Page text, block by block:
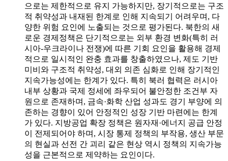
으로는 제한적으로 유지 가능하지만, 장기적으로는 구조
적 취약성과 내재된 한계로 인해 지속되기 어려우며, 다
양한 위험 요인에 노출되는 것으로 평가된다. 북한의 새
로운 경제정책은 단기적으로는 외부 환경 변화(특히 러
시아-우크라이나 전쟁)에 따른 기회 요인을 활용해 경제
적으로 일시적인 완충 효과를 창출하였으나, 제도 기반
미비와 구조적 취약성, 대외 의존 심화로 인해 장기적인
지속가능성에는 한계가 있다. 특히 북러 협력은 러시아
내부 상황과 국제 정세에 좌우되어 불안정한 조건부 자
원으로 존재하며, 금속·화학 산업 성과도 경기 부양에 의
존하는 경향이 있어 안정적인 성장 기반 마련에는 한계
가 있다. 지방공업 확장 정책은 원자재·에너지 공급 안정
이 전제되어야 하며, 시장 통제 정책의 부작용, 생산 부문
의 현실과 선전 간 괴리 같은 현상 역시 정책의 지속가능
성을 근본적으로 제약하는 요인이다.